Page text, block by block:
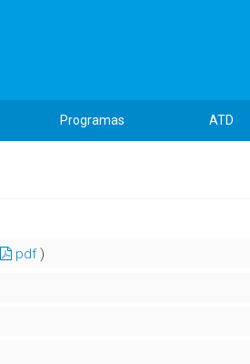
Programas ATD
pdf)